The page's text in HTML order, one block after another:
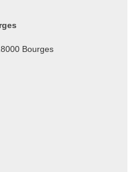
Bourges